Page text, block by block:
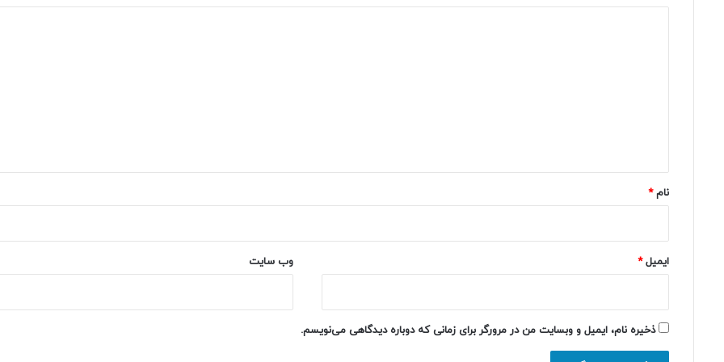
نام*
ایمیل* وب‌ سایت
ذخیره نام، ایمیل و وبسایت من در مرورگر برای زمانی که دوباره دیدگاهی می‌نویسم.